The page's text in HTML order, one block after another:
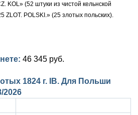
KOL» (52 штуки из чистой кельнской
ZLOT. POLSKI.» (25 злотых польских).
46 345 руб.
1824 г. IB. Для Польши
2026